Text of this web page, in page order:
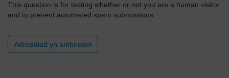
This question is for testing whether or not you are a human visitor
and to prevent automated spam submissions.
Adroddiad yn amhriodol